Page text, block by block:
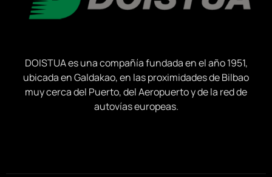
DOISTUA es una compañía fundada en el año 1951,
ubicada en Galdakao, en las proximidades de Bilbao
muy cerca del Puerto, del Aeropuerto y de la red de
autovías europeas.